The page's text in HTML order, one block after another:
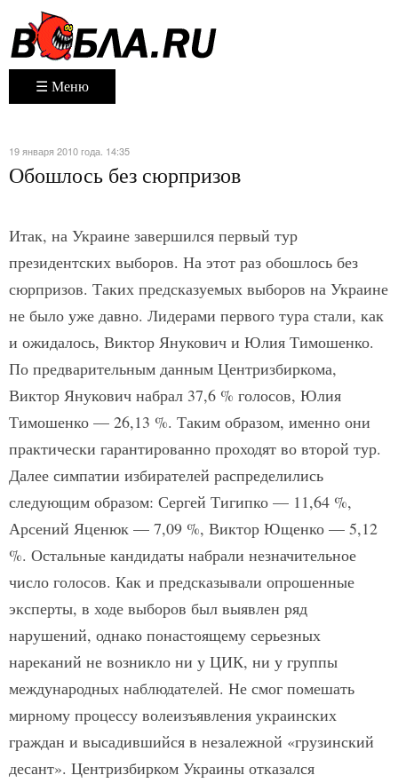
☰ Меню
19 января 2010 года. 14:35
Обошлось без сюрпризов
Итак, на Украине завершился первый тур
президентских выборов. На этот раз обошлось без
сюрпризов. Таких предсказуемых выборов на Украине
не было уже давно. Лидерами первого тура стали, как
и ожидалось, Виктор Янукович и Юлия Тимошенко.
По предварительным данным Центризбиркома,
Виктор Янукович набрал 37,6 % голосов, Юлия
Тимошенко — 26,13 %. Таким образом, именно они
практически гарантированно проходят во второй тур.
Далее симпатии избирателей распределились
следующим образом: Сергей Тигипко — 11,64 %,
Арсений Яценюк — 7,09 %, Виктор Ющенко — 5,12
%. Остальные кандидаты набрали незначительное
число голосов. Как и предсказывали опрошенные
эксперты, в ходе выборов был выявлен ряд
нарушений, однако по­настоящему серьезных
нареканий не возникло ни у ЦИК, ни у группы
международных наблюдателей. Не смог помешать
мирному процессу волеизъявления украинских
граждан и высадившийся в незалежной «грузинский
десант». Центризбирком Украины отказался